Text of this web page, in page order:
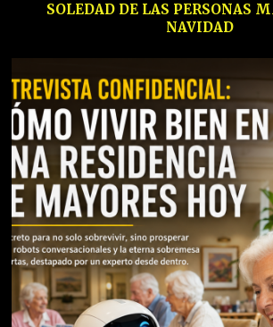
SOLEDAD DE LAS PERSONAS
NAVIDAD